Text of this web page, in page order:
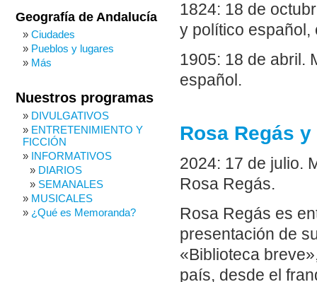
1824: 18 de
y político
1905: 18 de abril.
español.
Rosa Regás
2024: 17 de julio.
Rosa Regás.
Rosa Regás es
presentación de
«Biblioteca
país, desde el
Geografía de Andalucía
Ciudades
Pueblos y lugares
Más
Nuestros programas
DIVULGATIVOS
ENTRETENIMIENTO Y
FICCIÓN
INFORMATIVOS
DIARIOS
SEMANALES
MUSICALES
¿Qué es Memoranda?